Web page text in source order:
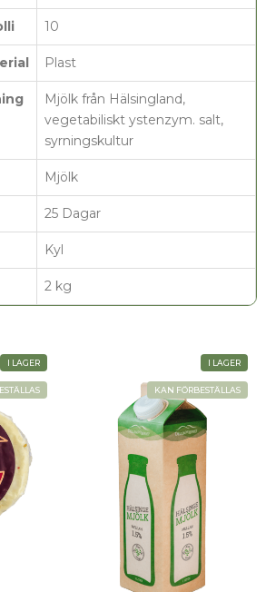
10
Plast
Mjölk från Hälsingland,
vegetabiliskt ystenzym. salt,
syrningskultur
Mjölk
25 Dagar
Kyl
2 kg
I LAGER
KAN FÖRBESTÄLLAS
I LAGER